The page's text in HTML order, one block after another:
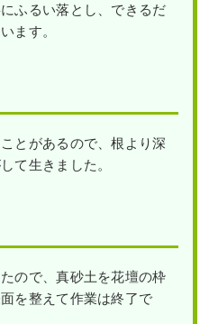
ふるい落とし、できるだ
ます。
とがあるので、根より深
て生きました。
ので、真砂土を花壇の枠
を整えて作業は終了で